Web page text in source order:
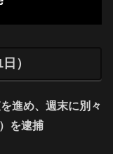
）
進め、週末に別々
を逮捕